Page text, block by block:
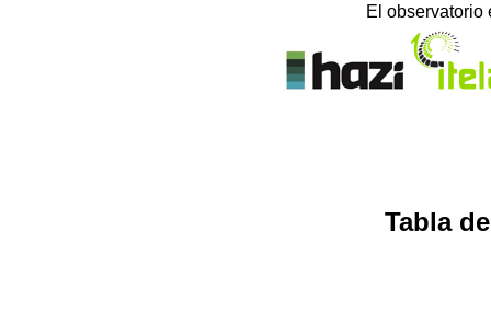
El observatorio
Tabla